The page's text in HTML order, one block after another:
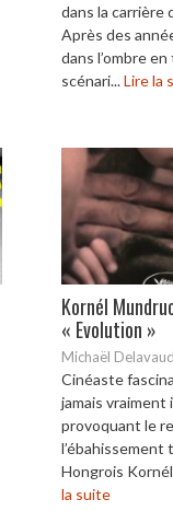
dans la carrière
Après des
dans l’ombre
scénari...Lire la
Kornél
« Evolution »
Michaël Delavaud
Cinéaste
jamais
provoquant le
l’ébahissement
Hongrois
la suite